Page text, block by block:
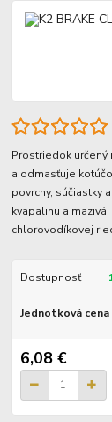
Prostriedok
a odmasťuje
povrchy, súčiastky
kvapalinu a
chlorovodíkovej
Dostupnosť
Jednotková
6,08 €